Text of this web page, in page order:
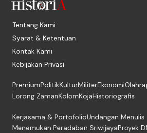
Tentang Kami
Syarat & Ketentuan
Kontak Kami
Kebijakan Privasi
PremiumPolitikKulturMiliterEkonomi
Lorong ZamanKolomKojaHistoriografis
Kerjasama & PortofolioUndangan Menulis
Menemukan Peradaban SriwijayaProyek